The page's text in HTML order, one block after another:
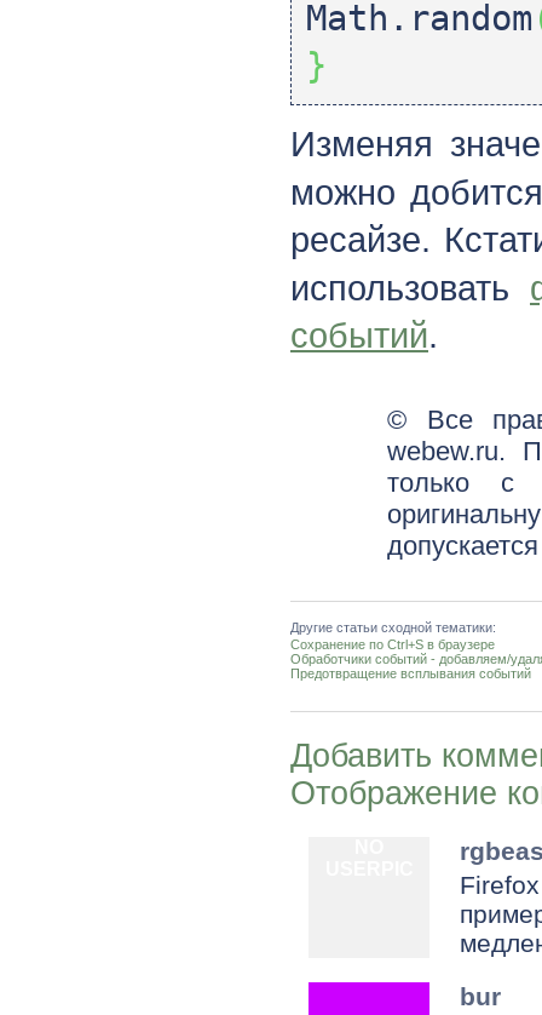
Math. random
}
Изменяя
можно
ресайзе.
использовать
событий.
© Все
webew.ru.
только с
Другие статьи сходной тематики:
Сохранение по Ctrl+S в браузере
Обработчики событий - добавляем/
Предотвращение всплывания событий
Добавить
Отображение
bur